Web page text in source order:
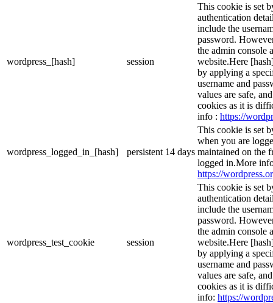
wordpress_[hash] session
This cookie is set
authentication
include the
password.
the admin console
website.Here
by applying a
username and
values are safe,
cookies as it is
info : https://
wordpress_logged_in_[hash] persistent 14 days
This cookie is set
when you are
maintained on the
logged in.More
https://
wordpress_test_cookie session
This cookie is set
authentication
include the
password.
the admin console
website.Here
by applying a
username and
values are safe,
cookies as it is
info: https://